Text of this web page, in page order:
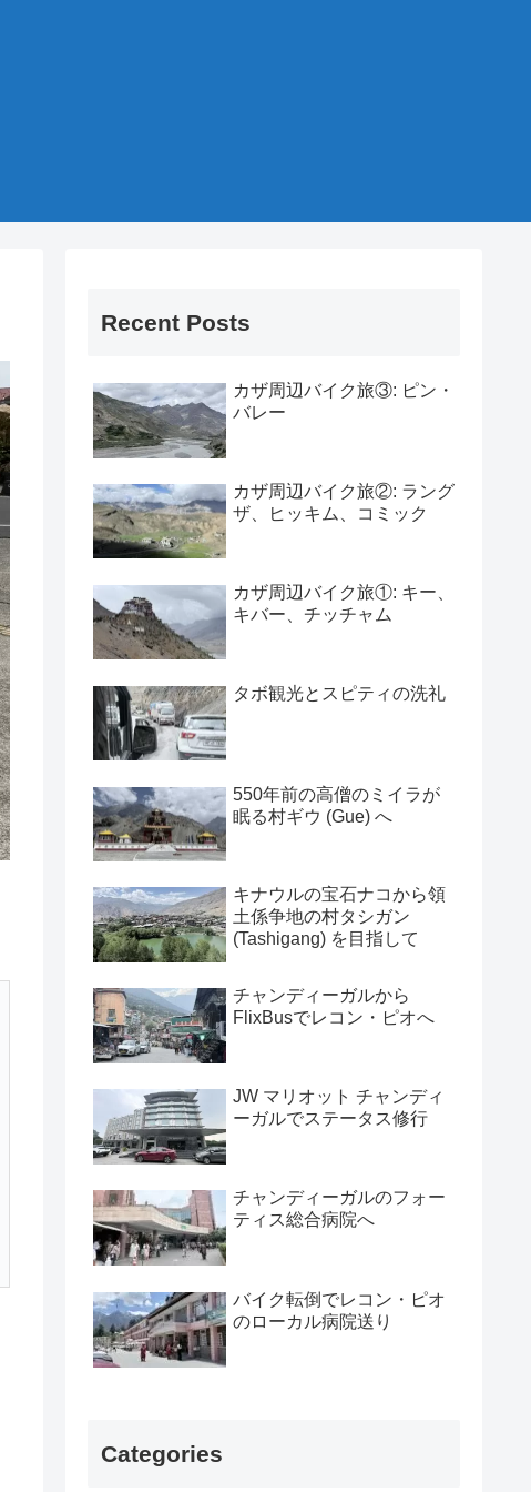
Recent Posts
カザ周辺バイク旅③: ピン・
バレー
カザ周辺バイク旅②: ラング
ザ、ヒッキム、コミック
カザ周辺バイク旅①: キー、
キバー、チッチャム
タボ観光とスピティの洗礼
550年前の高僧のミイラが
眠る村ギウ (Gue) へ
キナウルの宝石ナコから領
土係争地の村タシガン
(Tashigang) を目指して
チャンディーガルから
FlixBusでレコン・ピオへ
JW マリオット チャンディ
ーガルでステータス修行
チャンディーガルのフォー
ティス総合病院へ
バイク転倒でレコン・ピオ
のローカル病院送り
Categories